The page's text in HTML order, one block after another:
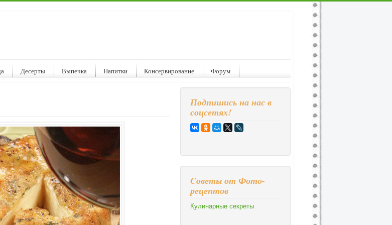
Десерты Выпечка Напитки Консервирование Форум
Подпишись на нас в
соцсетях!
Cоветы от Фото-
рецептов
Кулинарные секреты